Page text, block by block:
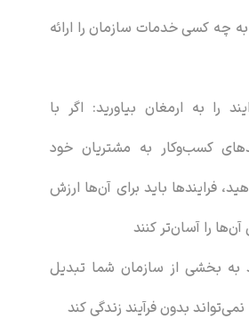
به چه کسی خدمات سازمان را ارائه
را به ارمغان بیاورید: اگر با
کسب‌وکار به مشتریان خود
فرایندها باید برای آن‌ها ارزش
آن‌ها را آسان‌تر کنند
به بخشی از سازمان شما تبدیل
بدون فرآیند زندگی کند